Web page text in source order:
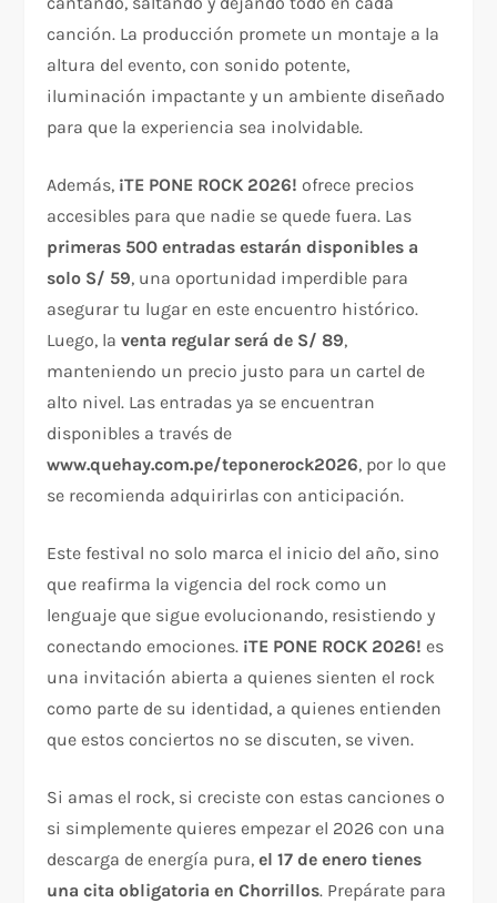
canción. La producción promete un montaje a la
altura del evento, con sonido potente,
iluminación impactante y un ambiente diseñado
para que la experiencia sea inolvidable.
Además, ¡TE PONE ROCK 2026! ofrece precios
accesibles para que nadie se quede fuera. Las
primeras 500 entradas estarán disponibles a
solo S/ 59, una oportunidad imperdible para
asegurar tu lugar en este encuentro histórico.
Luego, laventa regular será de S/ 89,
manteniendo un precio justo para un cartel de
alto nivel. Las entradas ya se encuentran
disponibles a través de
www.quehay.com.pe/teponerock2026, por lo que
se recomienda adquirirlas con anticipación.
Este festival no solo marca el inicio del año, sino
que reafirma la vigencia del rock como un
lenguaje que sigue evolucionando, resistiendo y
conectando emociones. ¡TE PONE ROCK 2026! es
una invitación abierta a quienes sienten el rock
como parte de su identidad, a quienes entienden
que estos conciertos no se discuten, se viven.
Si amas el rock, si creciste con estas canciones o
si simplemente quieres empezar el 2026 con una
descarga de energía pura,el 17 de enero tienes
una cita obligatoria en Chorrillos. Prepárate para